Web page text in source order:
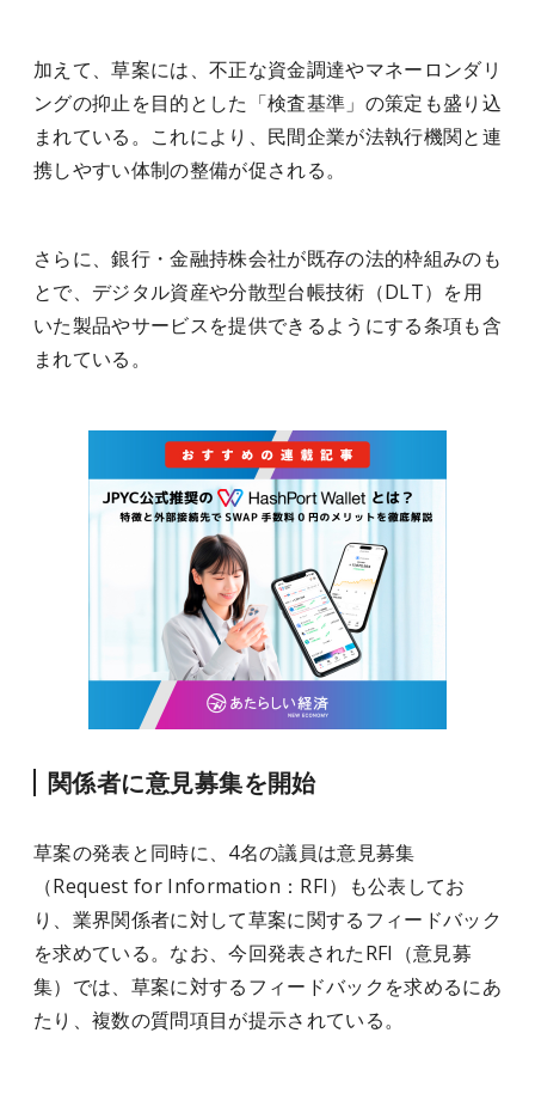
加えて、草案には、不正な資金調達やマネーロンダリ
ングの抑止を目的とした「検査基準」の策定も盛り込
まれている。これにより、民間企業が法執行機関と連
携しやすい体制の整備が促される。
さらに、銀行・金融持株会社が既存の法的枠組みのも
とで、デジタル資産や分散型台帳技術（DLT）を用
いた製品やサービスを提供できるようにする条項も含
まれている。
関係者に意見募集を開始
草案の発表と同時に、4名の議員は意見募集
（Request for Information：RFI）も公表してお
り、業界関係者に対して草案に関するフィードバック
を求めている。なお、今回発表されたRFI（意見募
集）では、草案に対するフィードバックを求めるにあ
たり、複数の質問項目が提示されている。